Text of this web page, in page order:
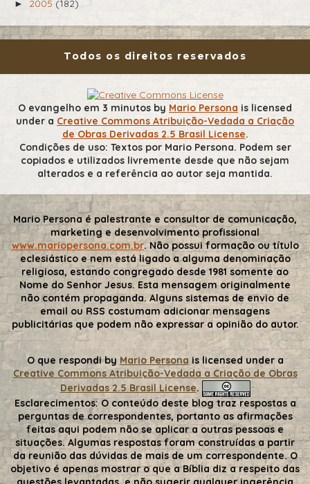
► 2005 (182)
Todos os direitos reservados
O evangelho em 3 minutos by Mario Persona is licensed
under a Creative Commons Atribuição-Vedada a Criação
de Obras Derivadas 2.5 Brasil License.
Condições de uso: Textos por Mario Persona. Podem ser
copiados e utilizados livremente desde que não sejam
alterados e a referência ao autor seja mantida.
Mario Persona é palestrante e consultor de comunicação,
marketing e desenvolvimento profissional
www.mariopersona.com.br. Não possui formação ou título
eclesiástico e nem está ligado a alguma denominação
religiosa, estando congregado desde 1981 somente ao
Nome do Senhor Jesus. Esta mensagem originalmente
não contém propaganda. Alguns sistemas de envio de
email ou RSS costumam adicionar mensagens
publicitárias que podem não expressar a opinião do autor.
O que respondiby Mario Personais licensed under a
Creative Commons Atribuição-Vedada a Criação de Obras
Derivadas 2.5 Brasil License.
Esclarecimentos:O conteúdo deste blog traz respostas a
perguntas de correspondentes, portanto as afirmações
feitas aqui podem não se aplicar a outras pessoas e
situações. Algumas respostas foram construídas a partir
da reunião das dúvidas de mais de um correspondente. O
objetivo é apenas mostrar o que a Bíblia diz a respeito das